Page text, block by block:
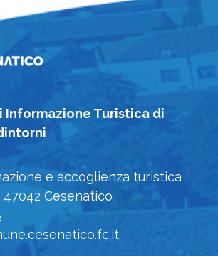
Informazione Turistica di
e accoglienza turistica
47042 Cesenatico